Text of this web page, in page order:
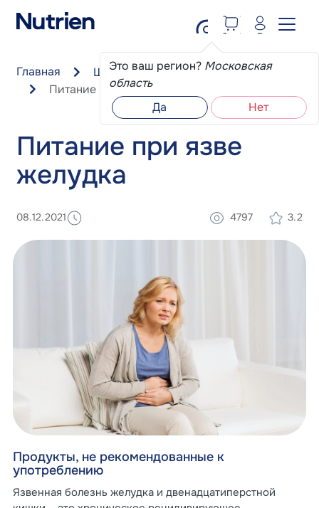
Это ваш регион? Московская
область
Да
Нет
Главная
Школа пациента
Питание при язве желудка
Питание при язве
желудка
08.12.2021 4797 3.2
Продукты, не рекомендованные к
употреблению
Язвенная болезнь желудка и двенадцатиперстной